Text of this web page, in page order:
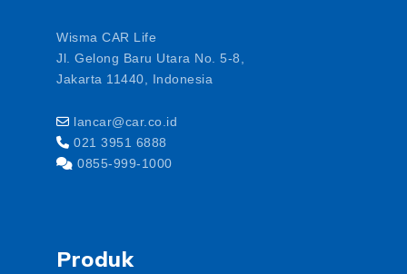
Wisma CAR Life
Jl. Gelong Baru Utara No. 5-8,
Jakarta 11440, Indonesia
lancar@car.co.id
021 3951 6888
0855-999-1000
Produk